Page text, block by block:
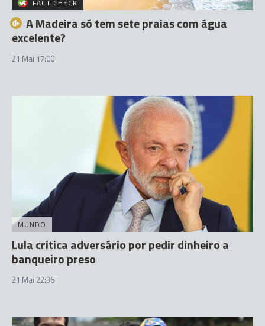
FACT CHECK
A Madeira só tem sete praias com água
excelente?
21 Mai 17:00
MUNDO
Lula critica adversário por pedir dinheiro a
banqueiro preso
21 Mai 22:36